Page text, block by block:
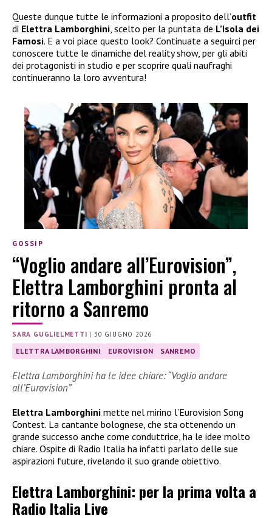
Queste dunque tutte le informazioni a proposito dell’outfit
di Elettra Lamborghini, scelto per la puntata de L’Isola dei
Famosi. E a voi piace questo look? Continuate a seguirci per
conoscere tutte le dinamiche del reality show, per gli abiti
dei protagonisti in studio e per scoprire quali naufraghi
continueranno la loro avventura!
GOSSIP
“Voglio andare all’Eurovision”,
Elettra Lamborghini pronta al
ritorno a Sanremo
SARA GUGLIELMETTI |30 GIUGNO 2026
ELETTRA LAMBORGHINI EUROVISION SANREMO
Elettra Lamborghini ha le idee chiare: “Voglio andare
all’Eurovision”
Elettra Lamborghini mette nel mirino l’Eurovision Song
Contest. La cantante bolognese, che sta ottenendo un
grande successo anche come conduttrice, ha le idee molto
chiare. Ospite di Radio Italia ha infatti parlato delle sue
aspirazioni future, rivelando il suo grande obiettivo.
Elettra Lamborghini: per la prima volta a
Radio Italia Live